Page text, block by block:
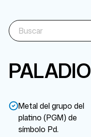
PALADIO
Metal del grupo del
platino (PGM) de
símbolo Pd.